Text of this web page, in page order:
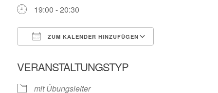
19:00 - 20:30
ZUM KALENDER HINZUFÜGEN
VERANSTALTUNGSTYP
mit Übungsleiter